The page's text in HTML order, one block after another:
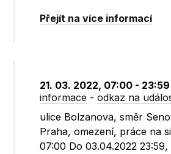
Přejít na více informací
21. 03. 2022, 07:00 - 23:59
informace -odkaz na
ulice Bolzanova, směr
Praha, omezení, práce na
07:00 Do 03.04.2022